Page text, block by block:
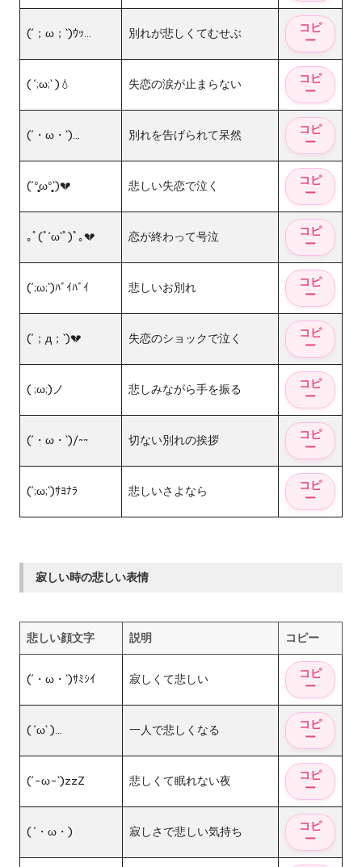
(´；ω；`)ｳｯ… 別れが悲しくてむせぶ
( ´;ω;` )💧 失恋の涙が止まらない
(´・ω・`)… 別れを告げられて呆然
(´°̥̥̥ω°̥̥̥`)💔 悲しい失恋で泣く
｡ﾟ(ﾟ´ω`ﾟ)ﾟ｡💔 恋が終わって号泣
(´;ω;`)ﾊﾞｲﾊﾞｲ 悲しいお別れ
(´；д；`)💔 失恋のショックで泣く
( ;ω;)ノ 悲しみながら手を振る
(´・ω・`)/~~ 切ない別れの挨拶
(´;ω;`)ｻﾖﾅﾗ 悲しいさよなら
寂しい時の悲しい表情
悲しい顔文字 説明 コピー
(´・ω・`)ｻﾐｼｲ 寂しくて悲しい
( ´ω` )… 一人で悲しくなる
(´-ω-`)zzZ 悲しくて眠れない夜
( ´・ω・) 寂しさで悲しい気持ち